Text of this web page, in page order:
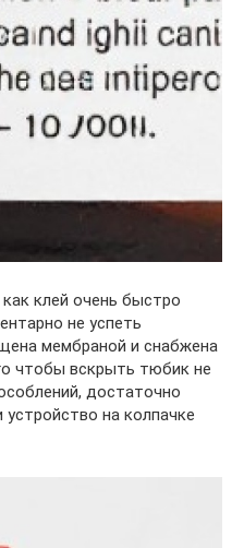
клей очень быстро
не успеть
мембраной и снабжена
чтобы вскрыть тюбик не
достаточно
устройство на колпачке